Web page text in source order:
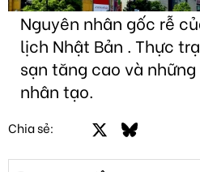
Nguyên nhân gốc rễ
lịch Nhật Bản . Thực
sạn tăng cao và
nhân tạo.
Chia sẻ: FacebookBluesky